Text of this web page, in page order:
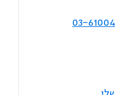
03-